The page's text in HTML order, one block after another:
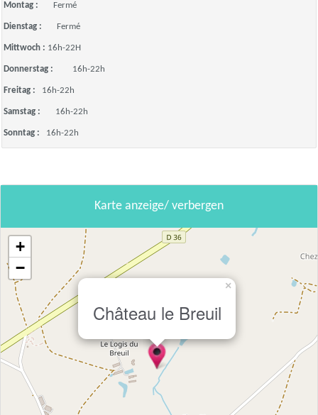
Montag : Fermé
Dienstag : Fermé
Mittwoch : 16h-22H
Donnerstag : 16h-22h
Freitag : 16h-22h
Samstag : 16h-22h
Sonntag : 16h-22h
Karte anzeige/ verbergen
Château le Breuil
×
+
−